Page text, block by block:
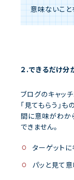
意味ないこ
２.できるだけ分
ブログのキャッチ
「見てもらう」
間に意味がわか
できません。
ターゲット
パッと見て